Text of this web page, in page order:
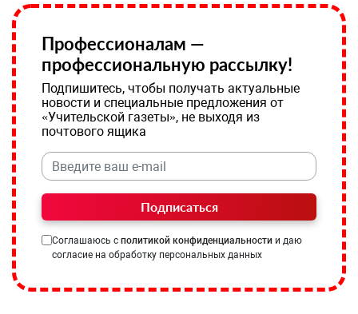
Профессионалам —
профессиональную рассылку!
Подпишитесь, чтобы получать актуальные
новости и специальные предложения от
«Учительской газеты», не выходя из
почтового ящика
Подписаться
Соглашаюсь с политикой конфиденциальности и даю
согласие на обработку персональных данных